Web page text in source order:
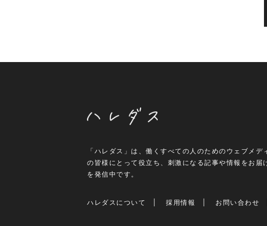
「ハレダス」は、働くすべての人のためのウェブメ
の皆様にとって役立ち、刺激になる記事や情報をお
を発信中です。
ハレダスについて 採用情報 お問い合わせ